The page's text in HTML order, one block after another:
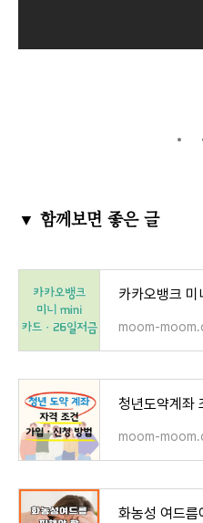
▼ 함께보면 좋은 글
moom-
청년도약계좌
moom-
화농성 여드